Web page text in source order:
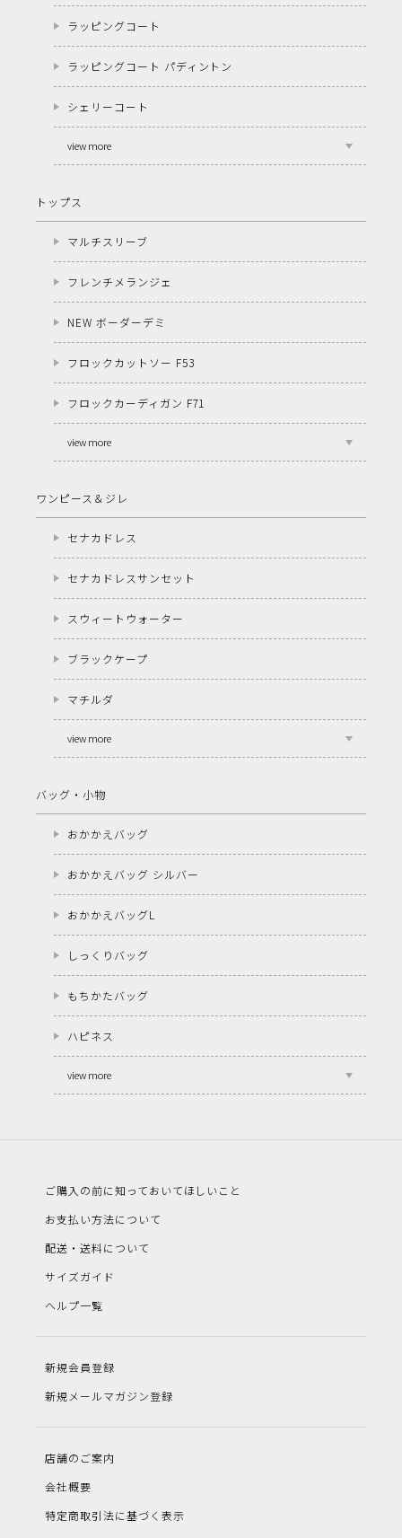
ラッピングコート
ラッピングコート パディントン
シェリーコート
view more
トップス
マルチスリーブ
フレンチメランジェ
NEW ボーダーデミ
フロックカットソー F53
フロックカーディガン F71
view more
ワンピース＆ジレ
セナカドレス
セナカドレスサンセット
スウィートウォーター
ブラックケープ
マチルダ
view more
バッグ・小物
おかかえバッグ
おかかえバッグ シルバー
おかかえバッグL
しっくりバッグ
もちかたバッグ
ハピネス
view more
ご購入の前に知っておいてほしいこと
お支払い方法について
配送・送料について
サイズガイド
ヘルプ一覧
新規会員登録
新規メールマガジン登録
店舗のご案内
会社概要
特定商取引法に基づく表示